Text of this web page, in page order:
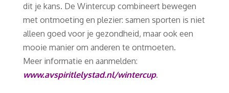
dit je kans. De Wintercup combineert bewegen
met ontmoeting en plezier: samen sporten is niet
alleen goed voor je gezondheid, maar ook een
mooie manier om anderen te ontmoeten.
Meer informatie en aanmelden:
www.avspiritlelystad.nl/wintercup.